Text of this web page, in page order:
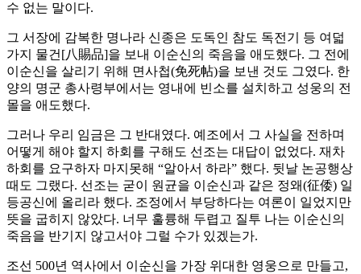
수 없는 말이다.
그 서장에 감복한 명나라 신종은 도독인 참도 독전기 등 여덟
가지 물건[八賜品]을 보내 이순신의 죽음을 애도했다. 그 전에
이순신을 살리기 위해 면사첩(免死帖)을 보낸 것도 그였다. 한
양의 명군 총사령부에서는 영내에 빈소를 설치하고 성웅의 전
몰을 애도했다.
그러나 우리 임금은 그 반대였다. 예조에서 그 사실을 전하며
어떻게 해야 할지 하회를 구해도 선조는 대답이 없었다. 재차
하회를 요구하자 마지못해 “알아서 하라” 했다. 뒷날 논공행상
때도 그랬다. 선조는 굳이 원균을 이순신과 같은 정왜(征倭) 일
등공신에 올리라 했다. 조정에서 부당하다는 여론이 일었지만
뜻을 굽히지 않았다. 너무 훌륭해 두렵고 질투 나는 이순신의
죽음을 반기지 않고서야 그럴 수가 있겠는가.
조선 500년 역사에서 이순신을 가장 위대한 영웅으로 만들고,